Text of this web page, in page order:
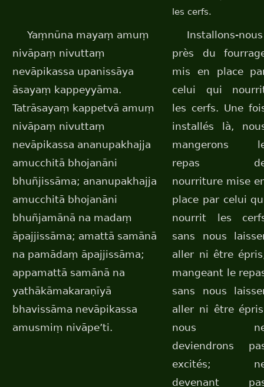
les cerfs.
Yaṃnūna mayaṃ amuṃ
nivāpaṃ nivuttaṃ
nevāpikassa upanissāya
āsayaṃ kappeyyāma.
Tatrāsayaṃ kappetvā amuṃ
nivāpaṃ nivuttaṃ
nevāpikassa ananupakhajja
amucchitā bhojanāni
bhuñjissāma; ananupakhajja
amucchitā bhojanāni
bhuñjamānā na madaṃ
āpajjissāma; amattā samānā
na pamādaṃ āpajjissāma;
appamattā samānā na
yathākāmakaraṇīyā
bhavissāma nevāpikassa
amusmiṃ nivāpe’ti.
Installons-nous
près du
mis en place
celui qui
les cerfs. Une
installés là,
mangerons
repas
nourriture mise
place par celui
nourrit les
sans nous
aller ni être
mangeant le
sans nous
aller ni être
nous
deviendrons
excités;
devenant